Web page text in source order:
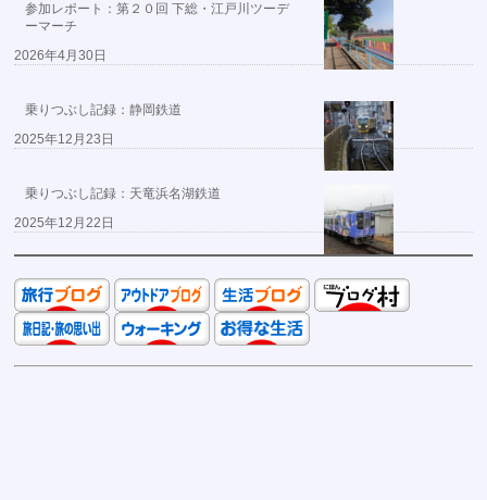
参加レポート：第２０回 下総・江戸川ツーデ
ーマーチ
2026年4月30日
乗りつぶし記録：静岡鉄道
2025年12月23日
乗りつぶし記録：天竜浜名湖鉄道
2025年12月22日